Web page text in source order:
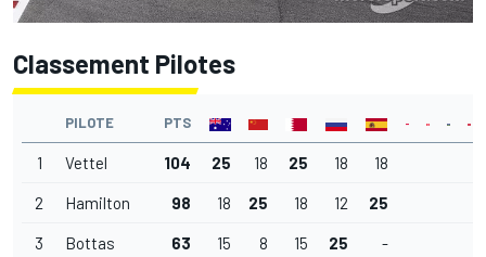
Classement Pilotes
PILOTE PTS
1 Vettel 104 25 18 25 18 18
2 Hamilton 98 18 25 18 12 25
3 Bottas 63 15 8 15 25 -